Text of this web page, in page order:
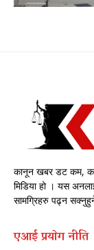
कानून खबर डट कम,
मिडिया हो । यस
सामग्रिहरु पढ्न
एआई प्रयाेग नीति